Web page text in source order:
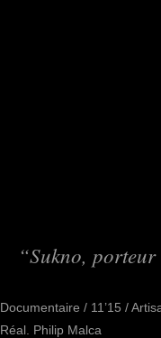
Sukno, porteur
Documentaire / 11’15 /
Réal. Philip Malca